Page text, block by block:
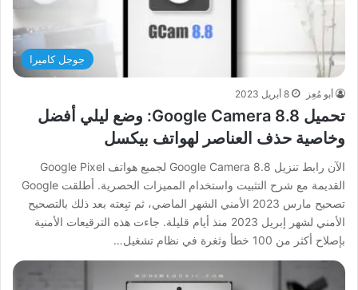
جوجل كاميرا
أبو مُعِز 8 أبريل 2023
تحميل Google Camera 8.8: وضع ليلي أفضل
وخاصية حذف العناصر لهواتف بيكسل
الآن رابط تنزيل Google Camera 8.8 لجميع هواتف Google Pixel
القديمة مع شرح التثبيت واستخدام المميزات الحصرية. أطلقت Google
تصحيح مارس 2023 الأمني الشهر الماضي، ثم تبِعته بعد ذلك بالتصحيح
الأمني لشهر إبريل 2023 منذ أيام قليلة. جاءت هذه الترقيعات الأمنية
بإصلاح أكثر من 100 خطأ وثغرة في نظام تشغيل…